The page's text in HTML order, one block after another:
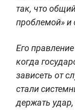
так, что
проблемой» и
Его
когда
зависеть от
стали
держать